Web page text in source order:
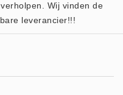
Wij vinden de
leverancier!!!